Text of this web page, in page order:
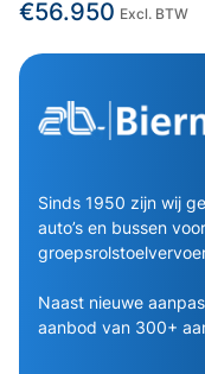
€56.950 Excl. BTW
Sinds 1950 zijn wij
auto’s en bussen
Naast nieuwe
aanbod van 300+